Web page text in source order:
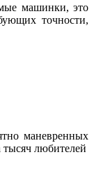
машинки, это
точности,
маневренных
любителей